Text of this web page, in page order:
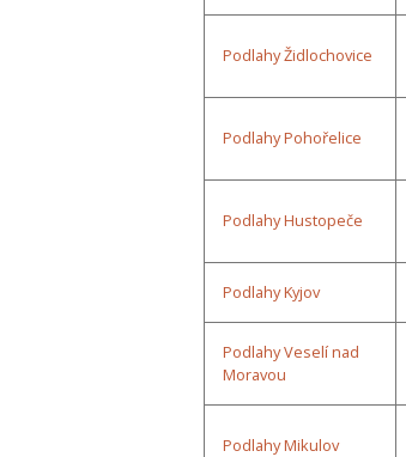
Podlahy Židlochovice
Podlahy Pohořelice
Podlahy Hustopeče
Podlahy Kyjov
Podlahy Veselí nad
Moravou
Podlahy Mikulov